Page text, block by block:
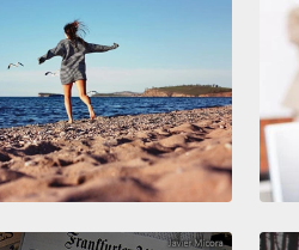
上有沒有要去度蜜月的新
是第一次搭飛機」的菜鳥
們會給出某種暗示。
First of all, when you're
you out, seeing who's